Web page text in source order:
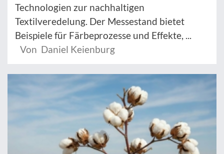
Technologien zur nachhaltigen
Textilveredelung. Der Messestand bietet
Beispiele für Färbeprozesse und Effekte, ...
Von Daniel Keienburg